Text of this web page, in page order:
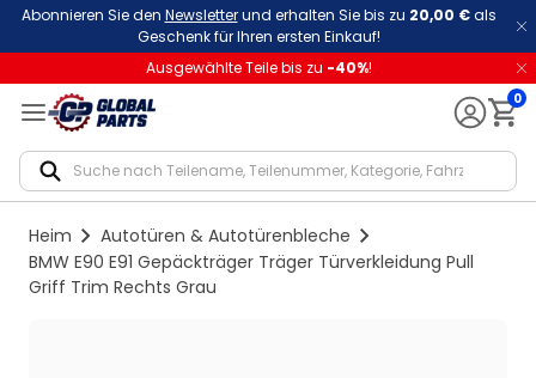
Abonnieren Sie den Newsletterund erhalten Sie bis zu 20,00 €als
Geschenk für Ihren ersten Einkauf!
Ausgewählte Teile bis zu -40%!
0
Heim
Autotüren & Autotürenbleche
BMW E90 E91 Gepäckträger Träger Türverkleidung Pull
Griff Trim Rechts Grau